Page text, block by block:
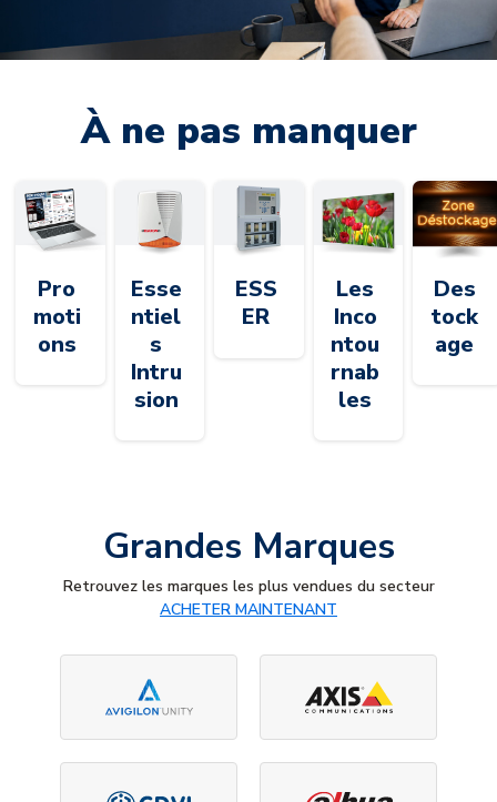
À ne pas manquer
Pro
moti
ons
Esse
ntiel
s
Intru
sion
ESS
ER
Les
Inco
ntou
rnab
les
Des
tock
age
Grandes Marques
Retrouvez les marques les plus vendues du secteur
ACHETER MAINTENANT